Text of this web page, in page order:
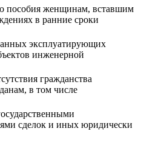
пособия женщинам, вставшим
в ранние сроки
эксплуатирующих
инженерной
гражданства
в том числе
сделок и иных юридически